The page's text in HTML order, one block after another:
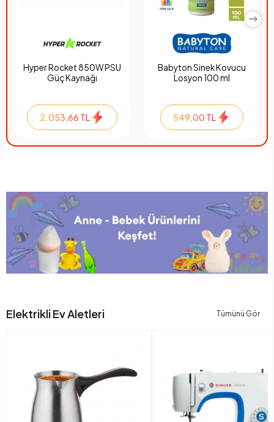
Hyper Rocket 850W PSU
Güç Kaynağı
2.053,66 TL
Babyton Sinek Kovucu
Losyon 100 ml
549,00 TL
Elektrikli Ev Aletleri Tümünü Gör